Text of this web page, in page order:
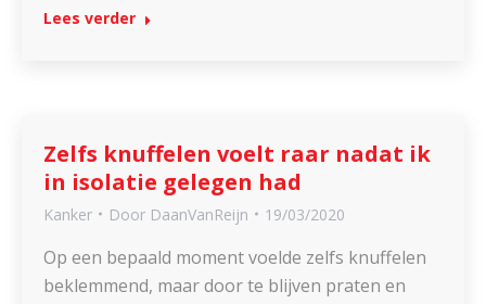
Lees verder
Zelfs knuffelen voelt raar nadat ik
in isolatie gelegen had
Kanker Door DaanVanReijn 19/03/2020
Op een bepaald moment voelde zelfs knuffelen
beklemmend, maar door te blijven praten en